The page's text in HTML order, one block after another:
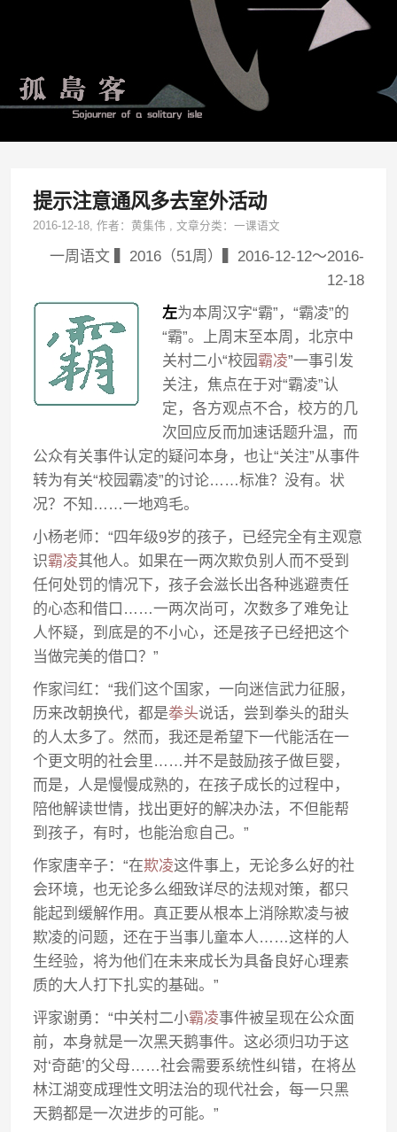
提示注意通风多去室外活动
2016-12-18, 作者：黄集伟 ,文章分类：一课语文
一周语文 ▍2016（51周）▍2016-12-12～2016-
12-18
左为本周汉字“霸”，“霸凌”的
“霸”。上周末至本周，北京中
关村二小“校园 霸凌”一事引发
关注，焦点在于对“霸凌”认
定，各方观点不合，校方的几
次回应反而加速话题升温，而
公众有关事件认定的疑问本身，也让“关注”从事件
转为有关“校园霸凌”的讨论……标准？没有。状
况？不知……一地鸡毛。
小杨老师：“四年级9岁的孩子，已经完全有主观意
识霸凌其他人。如果在一两次欺负别人而不受到
任何处罚的情况下，孩子会滋长出各种逃避责任
的心态和借口……一两次尚可，次数多了难免让
人怀疑，到底是的不小心，还是孩子已经把这个
当做完美的借口？”
作家闫红：“我们这个国家，一向迷信武力征服，
历来改朝换代，都是拳头说话，尝到拳头的甜头
的人太多了。然而，我还是希望下一代能活在一
个更文明的社会里……并不是鼓励孩子做巨婴，
而是，人是慢慢成熟的，在孩子成长的过程中，
陪他解读世情，找出更好的解决办法，不但能帮
到孩子，有时，也能治愈自己。”
作家唐辛子：“在欺凌这件事上，无论多么好的社
会环境，也无论多么细致详尽的法规对策，都只
能起到缓解作用。真正要从根本上消除欺凌与被
欺凌的问题，还在于当事儿童本人……这样的人
生经验，将为他们在未来成长为具备良好心理素
质的大人打下扎实的基础。”
评家谢勇：“中关村二小霸凌事件被呈现在公众面
前，本身就是一次黑天鹅事件。这必须归功于这
对‘奇葩’的父母……社会需要系统性纠错，在将丛
林江湖变成理性文明法治的现代社会，每一只黑
天鹅都是一次进步的可能。”